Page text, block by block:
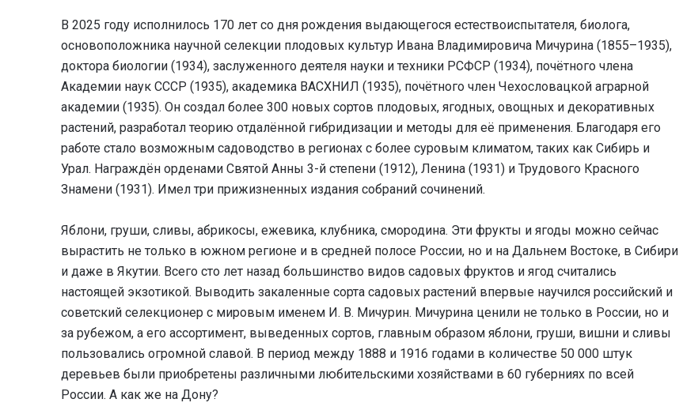
В 2025 году исполнилось 170 лет со дня рождения выдающегося естествоиспытателя, биолога,
основоположника научной селекции плодовых культур Ивана Владимировича Мичурина (1855–1935),
доктора биологии (1934), заслуженного деятеля науки и техники РСФСР (1934), почётного члена
Академии наук СССР (1935), академика ВАСХНИЛ (1935), почётного член Чехословацкой аграрной
академии (1935). Он создал более 300 новых сортов плодовых, ягодных, овощных и декоративных
растений, разработал теорию отдалённой гибридизации и методы для её применения. Благодаря его
работе стало возможным садоводство в регионах с более суровым климатом, таких как Сибирь и
Урал. Награждён орденами Святой Анны 3-й степени (1912), Ленина (1931) и Трудового Красного
Знамени (1931). Имел три прижизненных издания собраний сочинений.
Яблони, груши, сливы, абрикосы, ежевика, клубника, смородина. Эти фрукты и ягоды можно сейчас
вырастить не только в южном регионе и в средней полосе России, но и на Дальнем Востоке, в Сибири
и даже в Якутии. Всего сто лет назад большинство видов садовых фруктов и ягод считались
настоящей экзотикой. Выводить закаленные сорта садовых растений впервые научился российский и
советский селекционер с мировым именем И. В. Мичурин. Мичурина ценили не только в России, но и
за рубежом, а его ассортимент, выведенных сортов, главным образом яблони, груши, вишни и сливы
пользовались огромной славой. В период между 1888 и 1916 годами в количестве 50 000 штук
деревьев были приобретены различными любительскими хозяйствами в 60 губерниях по всей
России. А как же на Дону?